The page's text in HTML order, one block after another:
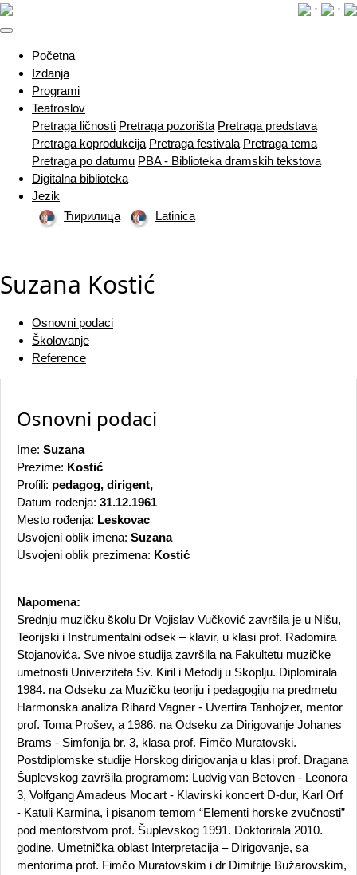
· ·
Početna(current)
Izdanja
Programi
Teatroslov
Pretraga ličnosti Pretraga pozorišta Pretraga predstava
Pretraga koprodukcija Pretraga festivala Pretraga tema
Pretraga po datumu PBA - Biblioteka dramskih tekstova
Digitalna biblioteka
Jezik
Ћирилица
Latinica
Suzana Kostić
Osnovni podaci
Školovanje
Reference
Osnovni podaci
Ime: Suzana
Prezime: Kostić
Profili: pedagog, dirigent,
Datum rođenja: 31.12.1961
Mesto rođenja: Leskovac
Usvojeni oblik imena: Suzana
Usvojeni oblik prezimena: Kostić
Napomena:
Srednju muzičku školu Dr Vojislav Vučković završila je u Nišu,
Teorijski i Instrumentalni odsek – klavir, u klasi prof. Radomira
Stojanovića. Sve nivoe studija završila na Fakultetu muzičke
umetnosti Univerziteta Sv. Kiril i Metodij u Skoplju. Diplomirala
1984. na Odseku za Muzičku teoriju i pedagogiju na predmetu
Harmonska analiza Rihard Vagner - Uvertira Tanhojzer, mentor
prof. Toma Prošev, a 1986. na Odseku za Dirigovanje Johanes
Brams - Simfonija br. 3, klasa prof. Fimčo Muratovski.
Postdiplomske studije Horskog dirigovanja u klasi prof. Dragana
Šuplevskog završila programom: Ludvig van Betoven - Leonora
3, Volfgang Amadeus Mocart - Klavirski koncert D-dur, Karl Orf
- Katuli Karmina, i pisanom temom “Elementi horske zvučnosti”
pod mentorstvom prof. Šuplevskog 1991. Doktorirala 2010.
godine, Umetnička oblast Interpretacija – Dirigovanje, sa
mentorima prof. Fimčo Muratovskim i dr Dimitrije Bužarovskim,